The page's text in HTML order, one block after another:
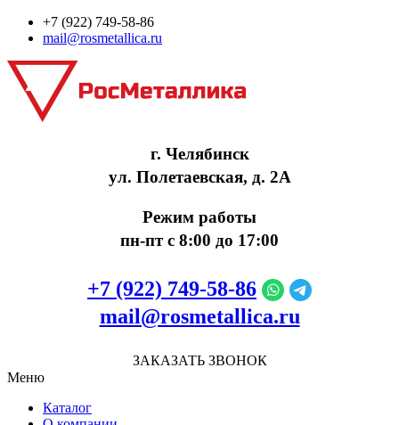
+7 (922) 749‑58‑86
mail@rosmetallica.ru
г. Челябинск
ул. Полетаевская, д. 2А
Режим работы
пн-пт с 8:00 до 17:00
+7 (922) 749‑58‑86
mail@rosmetallica.ru
ЗАКАЗАТЬ ЗВОНОК
Меню
Каталог